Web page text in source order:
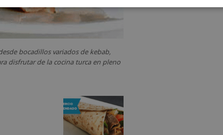
bocadillos variados de kebab,
disfrutar de la cocina turca en pleno
Cookies de
Cookies de
funcionalidad
Cookies no
Cookies de rendimiento
Cookies de preferencias
Cookies no clasificadas